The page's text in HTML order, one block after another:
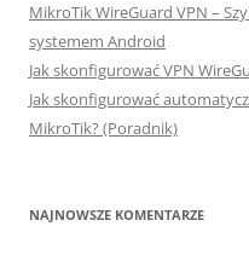
MikroTik WireGuard VPN –
systemem Android
Jak skonfigurować VPN
Jak skonfigurować
MikroTik? (Poradnik)
NAJNOWSZE KOMENTARZE